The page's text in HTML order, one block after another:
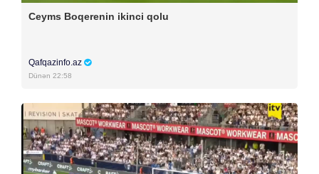
Ceyms Boqerenin ikinci qolu
Qafqazinfo.az
Dünən 22:58